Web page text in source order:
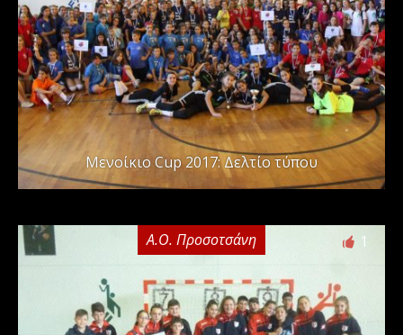
Μενοίκιο Cup 2017: Δελτίο τύπου
Α.Ο. Προσοτσάνη 1